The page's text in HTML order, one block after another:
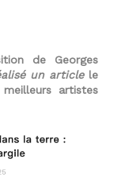
de Georges
un articlele
artistes